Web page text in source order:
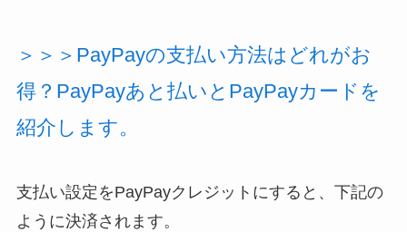
＞＞＞PayPayの支払い方法はどれがお
得？PayPayあと払いとPayPayカードを
紹介します。
支払い設定をPayPayクレジットにすると、下記の
ように決済されます。